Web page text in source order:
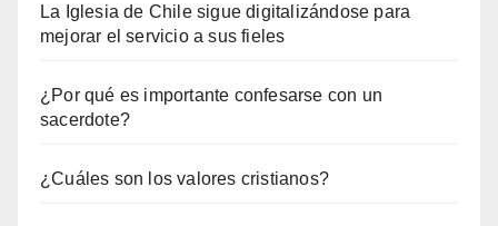
La Iglesia de Chile sigue digitalizándose para
mejorar el servicio a sus fieles
¿Por qué es importante confesarse con un
sacerdote?
¿Cuáles son los valores cristianos?